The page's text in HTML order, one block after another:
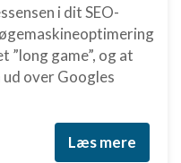
i dit SEO-
”long game”, og at
over Googles
Læs mere